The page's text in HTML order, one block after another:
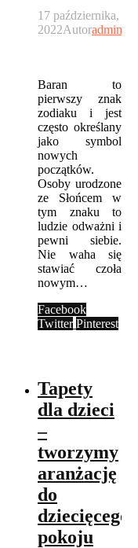
17 października,
2022Autoradmin
Baran to
pierwszy znak
zodiaku i jest
często określany
jako symbol
nowych
początków.
Osoby urodzone
ze Słońcem w
tym znaku to
ludzie odważni i
pewni siebie.
Nie waha się
stawiać czoła
nowym…
Facebook
Twitter Pinterest
Tapety
dla dzieci
–
tworzymy
aranżację
do
dziecięcego
pokoju